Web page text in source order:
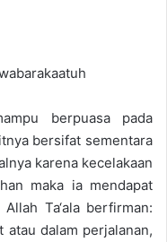
berpuasa pada
bersifat sementara
karena kecelakaan
maka ia mendapat
Ta‘ala berfirman:
atau dalam perjalanan,